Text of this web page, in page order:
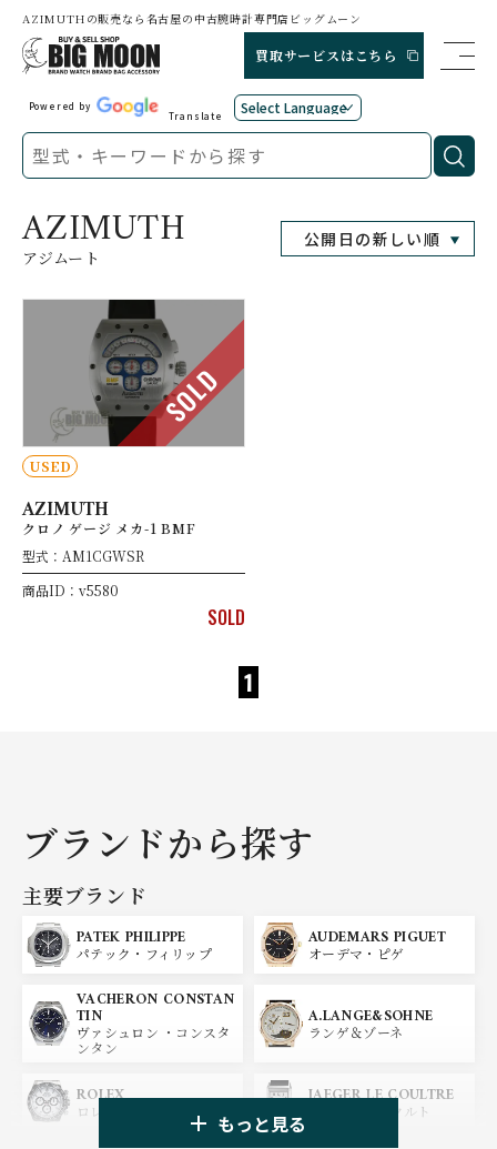
AZIMUTHの販売なら名古屋の中古腕時計専門店ビッグムーン
買取サービスはこちら
Powered by
Translate
AZIMUTH
アジムート
SOLD
USED
AZIMUTH
クロノ ゲージ メカ-1 BMF
型式：AM1CGWSR
商品ID：v5580
SOLD
1
ブランドから探す
主要ブランド
PATEK PHILIPPE
パテック・フィリップ
AUDEMARS PIGUET
オーデマ・ピゲ
VACHERON CONSTAN
TIN
ヴァシュロン ・コンスタ
ンタン
A.LANGE&SOHNE
ランゲ＆ゾーネ
ROLEX
ロレックス
JAEGER LE COULTRE
ジャガー・ルクルト
もっと見る